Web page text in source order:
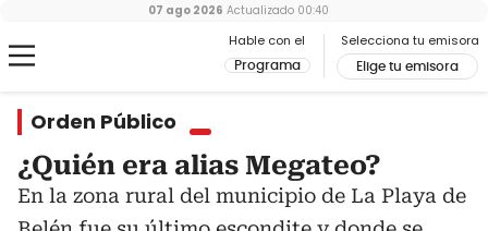
Hable con el
Programa
Selecciona tu emisora
Elige tu emisora
07 ago 2026 Actualizado 00:40
Orden Público
¿Quién era alias Megateo?
En la zona rural del municipio de La Playa de